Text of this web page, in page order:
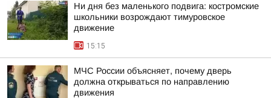
Ни дня без маленького подвига: костромские
школьники возрождают тимуровское
движение
15:15
МЧС России объясняет, почему дверь
должна открываться по направлению
движения